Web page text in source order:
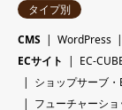
タイプ別
CMS
WordPress
ECサイト
EC-
ショップサーブ・
フューチャーシ